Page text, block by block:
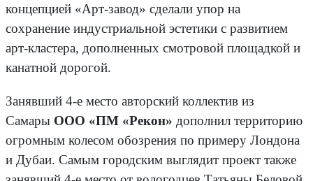
концепцией «Арт-завод» сделали упор на
сохранение индустриальной эстетики с развитием
арт-кластера, дополненных смотровой площадкой и
канатной дорогой.
Занявший 4-е место авторский коллектив из
Самары ООО «ПМ «Рекон» дополнил территорию
огромным колесом обозрения по примеру Лондона
и Дубаи. Самым городским выглядит проект также